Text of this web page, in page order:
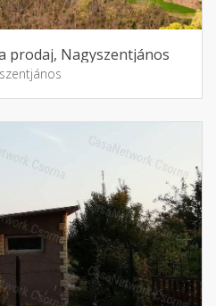
prodaj, Nagyszentjános